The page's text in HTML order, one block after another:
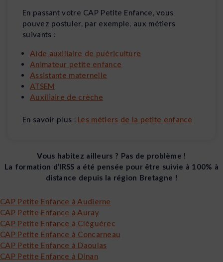
En passant votre CAP Petite Enfance, vous
pouvez postuler, par exemple, aux métiers
suivants :
Aide auxiliaire de puériculture
Animateur petite enfance
Assistante maternelle
ATSEM
Auxiliaire de crèche
En savoir plus : Les métiers de la petite enfance
Vous habitez ailleurs ? Pas de problème !
La formation d’IRSS a été pensée pour être suivie à 100% à
distance depuis la région Bretagne !
CAP Petite Enfance à Audierne
CAP Petite Enfance à Auray
CAP Petite Enfance à Cléguérec
CAP Petite Enfance à Concarneau
CAP Petite Enfance à Daoulas
CAP Petite Enfance à Dinan